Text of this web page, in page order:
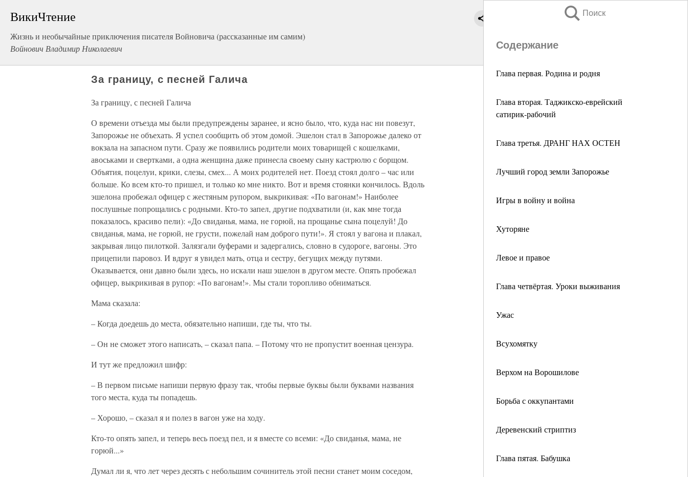
ВикиЧтение
Жизнь и необычайные приключения писателя Войновича (рассказанные им самим)
Войнович Владимир Николаевич
Поиск
Содержание
Глава первая. Родина и родня
Глава вторая. Таджикско-еврейский
сатирик-рабочий
Глава третья. ДРАНГ НАХ ОСТЕН
Лучший город земли Запорожье
Игры в войну и война
Хуторяне
Левое и правое
Глава четвёртая. Уроки выживания
Ужас
Всухомятку
Верхом на Ворошилове
Борьба с оккупантами
Деревенский стриптиз
Глава пятая. Бабушка
За границу, с песней Галича
За границу, с песней Галича
О времени отъезда мы были предупреждены заранее, и ясно было, что, куда нас ни повезут,
Запорожье не объехать. Я успел сообщить об этом домой. Эшелон стал в Запорожье далеко от
вокзала на запасном пути. Сразу же появились родители моих товарищей с кошелками,
авоськами и свертками, а одна женщина даже принесла своему сыну кастрюлю с борщом.
Объятия, поцелуи, крики, слезы, смех... А моих родителей нет. Поезд стоял долго – час или
больше. Ко всем кто-то пришел, и только ко мне никто. Вот и время стоянки кончилось. Вдоль
эшелона пробежал офицер с жестяным рупором, выкрикивая: «По вагонам!» Наиболее
послушные попрощались с родными. Кто-то запел, другие подхватили (и, как мне тогда
показалось, красиво пели): «До свиданья, мама, не горюй, на прощанье сына поцелуй! До
свиданья, мама, не горюй, не грусти, пожелай нам доброго пути!». Я стоял у вагона и плакал,
закрывая лицо пилоткой. Залязгали буферами и задергались, словно в судороге, вагоны. Это
прицепили паровоз. И вдруг я увидел мать, отца и сестру, бегущих между путями.
Оказывается, они давно были здесь, но искали наш эшелон в другом месте. Опять пробежал
офицер, выкрикивая в рупор: «По вагонам!». Мы стали торопливо обниматься.
Мама сказала:
– Когда доедешь до места, обязательно напиши, где ты, что ты.
– Он не сможет этого написать, – сказал папа. – Потому что не пропустит военная цензура.
И тут же предложил шифр:
– В первом письме напиши первую фразу так, чтобы первые буквы были буквами названия
того места, куда ты попадешь.
– Хорошо, – сказал я и полез в вагон уже на ходу.
Кто-то опять запел, и теперь весь поезд пел, и я вместе со всеми: «До свиданья, мама, не
горюй...»
Думал ли я, что лет через десять с небольшим сочинитель этой песни станет моим соседом,